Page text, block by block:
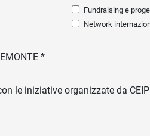
Fundraising e
Network
*
le iniziative organizzate da